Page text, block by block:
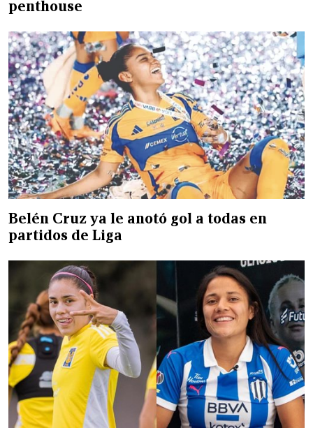
penthouse
Belén Cruz ya le anotó gol a todas en
partidos de Liga